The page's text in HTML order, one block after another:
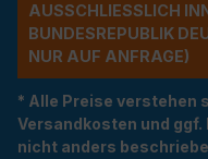
USSCHLIESSLICH
NDESREPUBLIK
R AUF ANFRAGE)
* Alle Preise verstehen
Versandkosten und
nicht anders